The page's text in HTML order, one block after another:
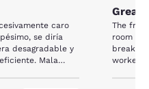
caro
se diría
desagradable y
Mala
Great
The front
room
worked